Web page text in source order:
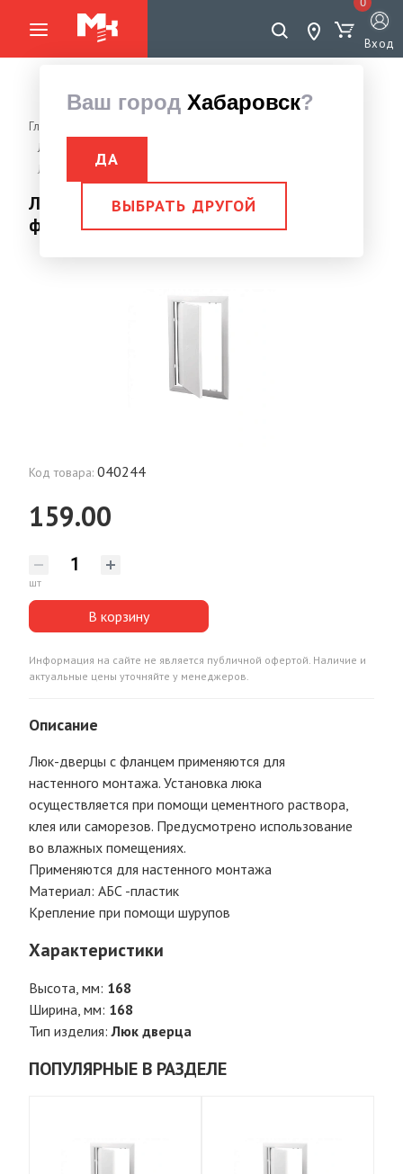
Ваш город Хабаровск?
ДА
ВЫБРАТЬ ДРУГОЙ
Вход
Главная страница
Люк дверца
Люк дверца ревизионная 168х168 с фланцем 146х146
Люк дверца ревизионная 168х168 с
фланцем 146х146
Код товара: 040244
159.00
шт
В корзину
Информация на сайте не является публичной офертой. Наличие и
актуальные цены уточняйте у менеджеров.
Описание
Люк-дверцы с фланцем применяются для
настенного монтажа. Установка люка
осуществляется при помощи цементного раствора,
клея или саморезов. Предусмотрено использование
во влажных помещениях.
Применяются для настенного монтажа
Материал: АБС -пластик
Крепление при помощи шурупов
Характеристики
Высота, мм: 168
Ширина, мм: 168
Тип изделия:Люк дверца
ПОПУЛЯРНЫЕ В РАЗДЕЛЕ